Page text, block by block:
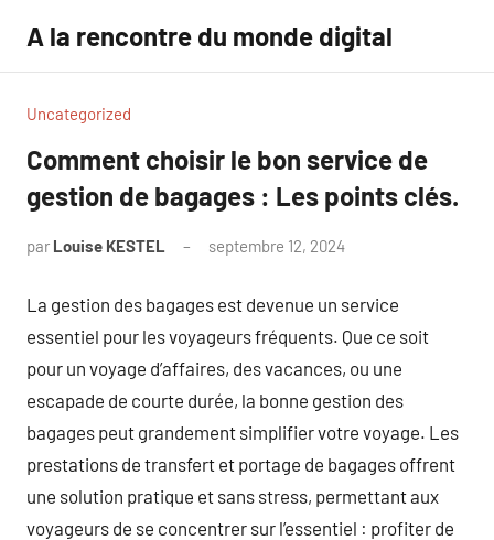
contenu
A la rencontre du monde digital
Uncategorized
Comment choisir le bon service de
gestion de bagages : Les points clés.
par Louise KESTEL septembre 12, 2024
La gestion des bagages est devenue un service
essentiel pour les voyageurs fréquents. Que ce soit
pour un voyage d’affaires, des vacances, ou une
escapade de courte durée, la bonne gestion des
bagages peut grandement simplifier votre voyage. Les
prestations de transfert et portage de bagages offrent
une solution pratique et sans stress, permettant aux
voyageurs de se concentrer sur l’essentiel : profiter de